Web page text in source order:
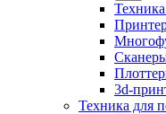
3d-
Техника для